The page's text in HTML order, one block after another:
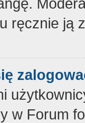
ręcznie ją
w Forum